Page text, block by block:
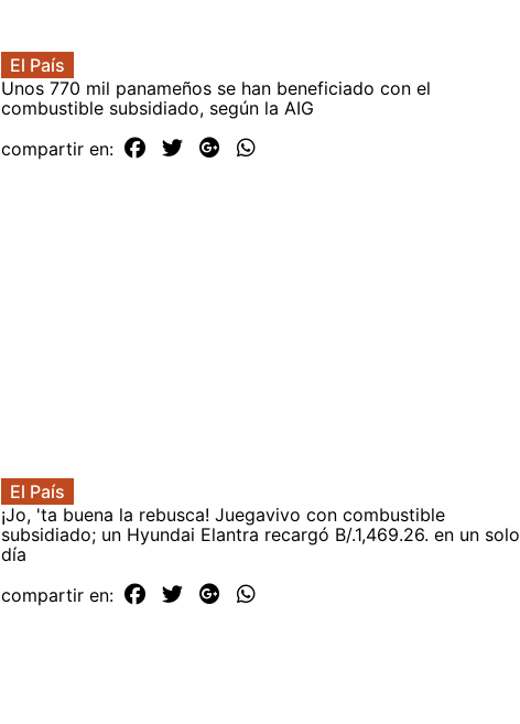
El País
Unos 770 mil panameños se han beneficiado con el
combustible subsidiado, según la AIG
compartir en:
El País
¡Jo, 'ta buena la rebusca! Juegavivo con combustible
subsidiado; un Hyundai Elantra recargó B/.1,469.26. en un solo
día
compartir en: